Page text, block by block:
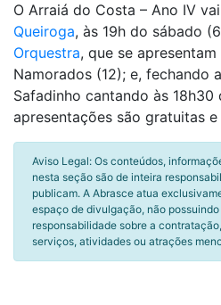
O Arraiá do Costa – Ano IV
Queiroga, às 19h do sábado
Orquestra, que se
Namorados (12); e, fechando
Safadinho cantando às 18h30
apresentações são gratuitas
Aviso Legal: Os conteúdos,
nesta seção são de inteira
publicam. A Abrasce atua
espaço de divulgação, não
responsabilidade sobre a
serviços, atividades ou atrações